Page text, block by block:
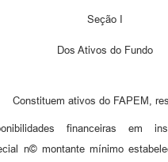
Seção I
Dos Ativos do Fundo
Constituem ativos do FAPEM,
financeiras em
n© montante mínimo